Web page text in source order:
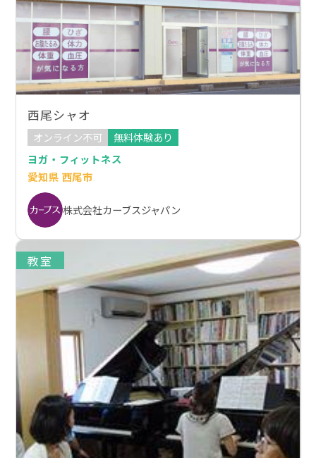
西尾シャオ
オンライン不可
無料体験あり
ヨガ・フィットネス
愛知県 西尾市
株式会社カーブスジャパン
教室